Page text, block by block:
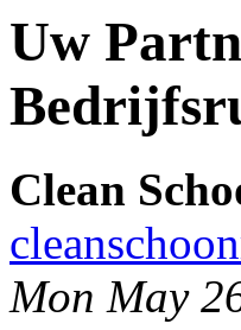
Uw
Clean
Mon May